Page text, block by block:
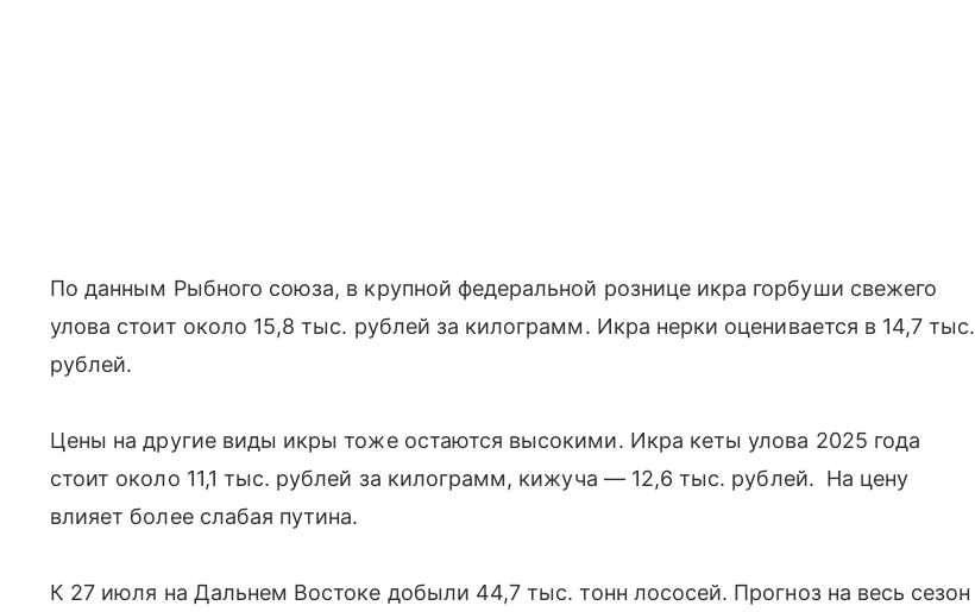
По данным Рыбного союза, в крупной федеральной рознице икра горбуши свежего
улова стоит около 15,8 тыс. рублей за килограмм. Икра нерки оценивается в 14,7 тыс.
рублей.
Цены на другие виды икры тоже остаются высокими. Икра кеты улова 2025 года
стоит около 11,1 тыс. рублей за килограмм, кижуча — 12,6 тыс. рублей. На цену
влияет более слабая путина.
К 27 июля на Дальнем Востоке добыли 44,7 тыс. тонн лососей. Прогноз на весь сезон